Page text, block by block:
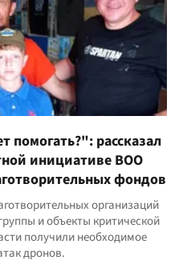
помогать?": рассказал
инициативе ВОО
фондов
организаций
и объекты критической
получили необходимое
дронов.